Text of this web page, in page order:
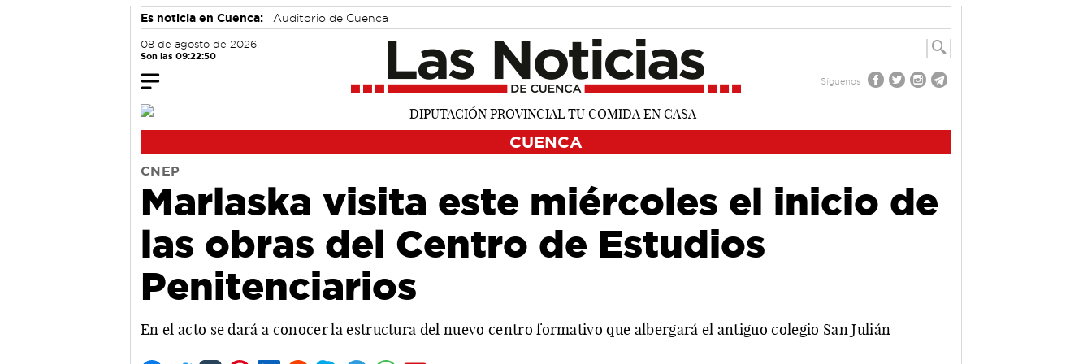
Es noticia en Cuenca: Auditorio de Cuenca
08 de agosto de 2026
Son las 09:22:50
Síguenos
CUENCA
CNEP
Marlaska visita este miércoles el inicio de
las obras del Centro de Estudios
Penitenciarios
En el acto se dará a conocer la estructura del nuevo centro formativo que albergará el antiguo colegio San Julián